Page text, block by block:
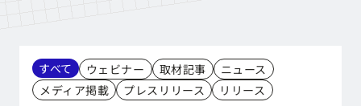
すべて ウェビナー 取材記事
ニュース
メディア掲載
プレスリリース リリース